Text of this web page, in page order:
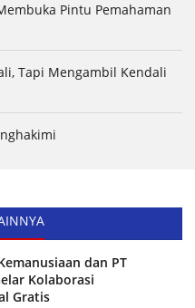
Pintu Pemahaman
Tapi Mengambil Kendali
dan PT
Kolaborasi
Gratis